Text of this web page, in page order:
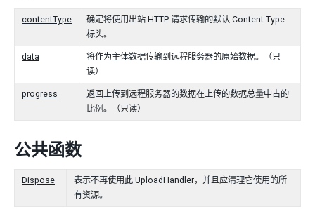
contentType
确定将使用出站 HTTP 请求传输的默认 Content-Type
标头。
data
将作为主体数据传输到远程服务器的原始数据。（只
读）
progress
返回上传到远程服务器的数据在上传的数据总量中占的
比例。（只读）
公共函数
Dispose
表示不再使用此 UploadHandler，并且应清理它使用的所
有资源。